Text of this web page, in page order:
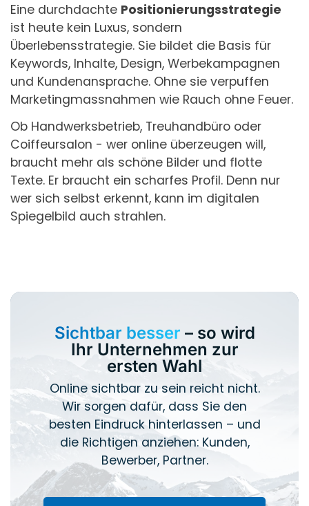
Eine durchdachte Positionierungsstrategie
ist heute kein Luxus, sondern
Überlebensstrategie. Sie bildet die Basis für
Keywords, Inhalte, Design, Werbekampagnen
und Kundenansprache. Ohne sie verpuffen
Marketingmassnahmen wie Rauch ohne Feuer.
Ob Handwerksbetrieb, Treuhandbüro oder
Coiffeursalon - wer online überzeugen will,
braucht mehr als schöne Bilder und flotte
Texte. Er braucht ein scharfes Profil. Denn nur
wer sich selbst erkennt, kann im digitalen
Spiegelbild auch strahlen.
Sichtbar besser – so wird
Ihr Unternehmen zur
ersten Wahl
Online sichtbar zu sein reicht nicht.
Wir sorgen dafür, dass Sie den
besten Eindruck hinterlassen – und
die Richtigen anziehen: Kunden,
Bewerber, Partner.